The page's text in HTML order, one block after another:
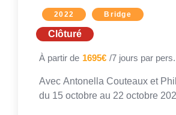
2022 Bridge
Clôturé
À partir de 1695€ /7 jours par pers.
Avec Antonella Couteaux et
du 15 octobre au 22 octobre